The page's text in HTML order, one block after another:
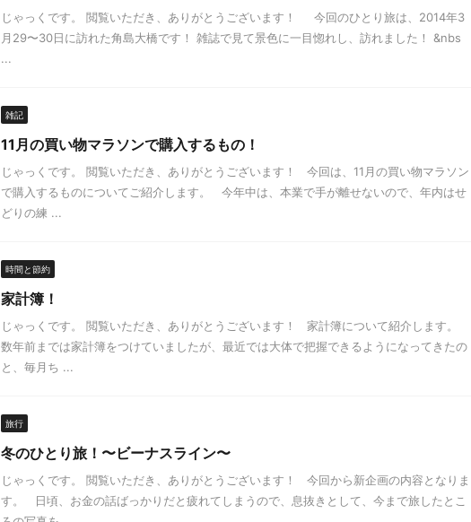
じゃっくです。 閲覧いただき、ありがとうございます！ 今回のひとり旅は、2014年3
月29〜30日に訪れた角島大橋です！ 雑誌で見て景色に一目惚れし、訪れました！ &nbs
...
雑記
11月の買い物マラソンで購入するもの！
じゃっくです。 閲覧いただき、ありがとうございます！ 今回は、11月の買い物マラソン
で購入するものについてご紹介します。 今年中は、本業で手が離せないので、年内はせ
どりの練 ...
時間と節約
家計簿！
じゃっくです。 閲覧いただき、ありがとうございます！ 家計簿について紹介します。
数年前までは家計簿をつけていましたが、最近では大体で把握できるようになってきたの
と、毎月ち ...
旅行
冬のひとり旅！〜ビーナスライン〜
じゃっくです。 閲覧いただき、ありがとうございます！ 今回から新企画の内容となりま
す。 日頃、お金の話ばっかりだと疲れてしまうので、息抜きとして、今まで旅したとこ